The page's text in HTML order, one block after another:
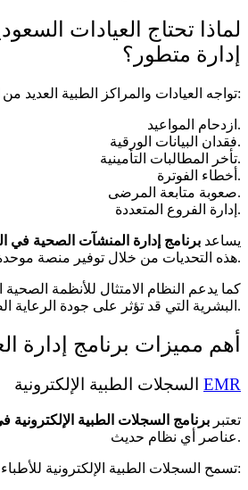
لماذا تحتاج العيادات
إدارة متطور؟
تواجه العيادات والمراكز الطبية العديد من التحديات اليومية، مثل:
ازدحام المواعيد.
فقدان البيانات الورقية.
تأخر المطالبات التأمينية.
أخطاء الفوترة.
صعوبة متابعة المرضى.
إدارة الفروع المتعددة.
يساعد برنامج إدارة المنشآت الصحية في
هذه التحديات من خلال توفير منصة موحدة لجميع العمليات.
كما يدعم النظام الامتثال للأنظمة الصحية
البشرية التي قد تؤثر على جودة الرعاية الصحية.
أهم مميزات برنامج إدارة
EMR
تعتبر برنامج السجلات الطبية الإلكترونية
عناصر أي نظام حديث.
تسمح السجلات الطبية الإلكترونية للأطباء بالوصول السريع إلى: